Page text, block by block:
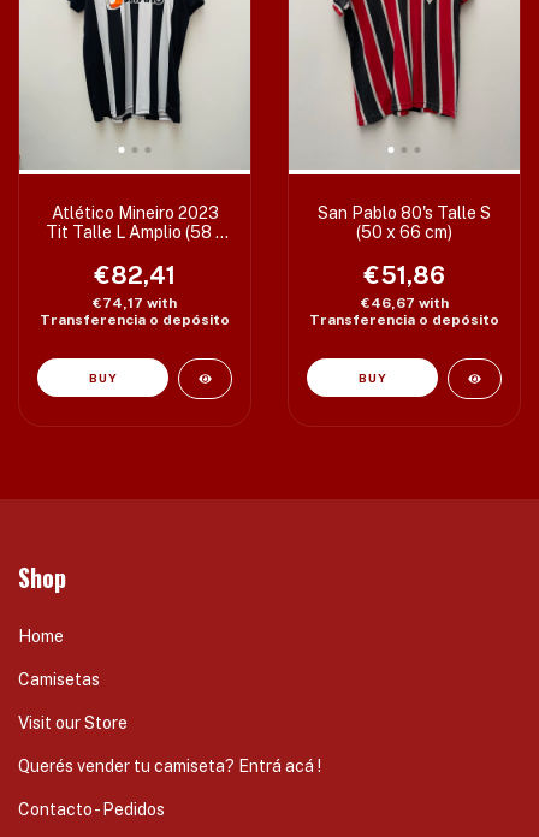
Atlético Mineiro 2023
Tit Talle L Amplio (58 x
€82,41
€74,17 with
Transferencia o depósito
San Pablo 80's Talle S
(50 x 66 cm)
€51,86
€46,67 with
Transferencia o depósito
Shop
Home
Camisetas
Visit our Store
Querés vender tu camiseta? Entrá acá !
Contacto - Pedidos